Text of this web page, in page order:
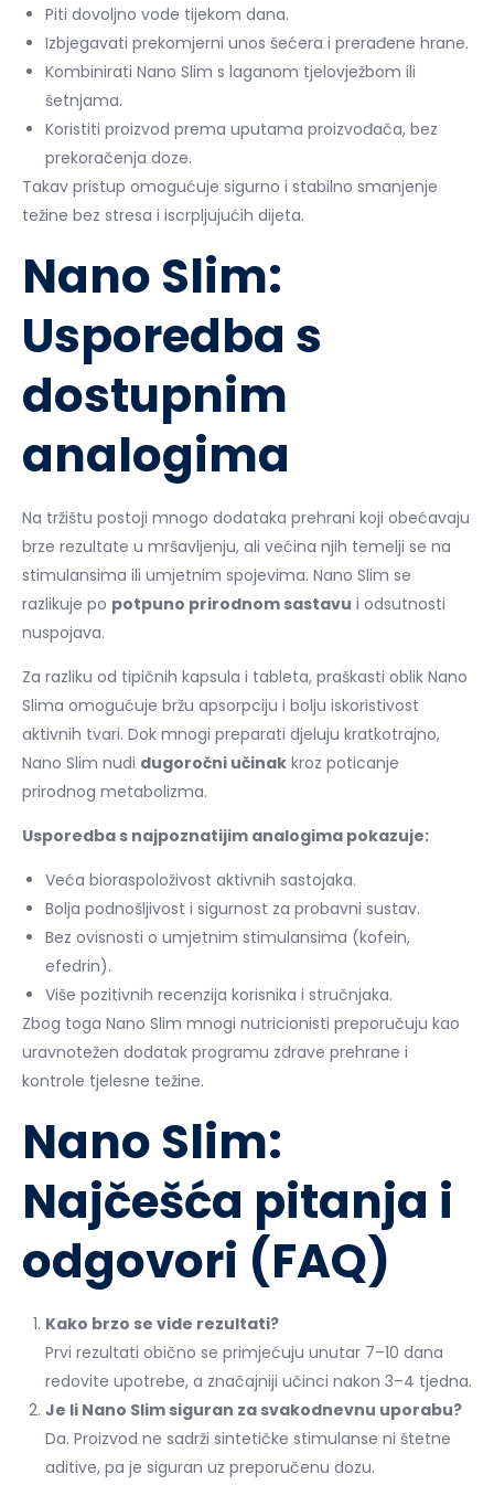
Piti dovoljno vode tijekom dana.
Izbjegavati prekomjerni unos šećera i prerađene hrane.
Kombinirati Nano Slim s laganom tjelovježbom ili
šetnjama.
Koristiti proizvod prema uputama proizvođača, bez
prekoračenja doze.
Takav pristup omogućuje sigurno i stabilno smanjenje
težine bez stresa i iscrpljujućih dijeta.
Nano Slim:
Usporedba s
dostupnim
analogima
Na tržištu postoji mnogo dodataka prehrani koji obećavaju
brze rezultate u mršavljenju, ali većina njih temelji se na
stimulansima ili umjetnim spojevima. Nano Slim se
razlikuje po potpuno prirodnom sastavu i odsutnosti
nuspojava.
Za razliku od tipičnih kapsula i tableta, praškasti oblik Nano
Slima omogućuje bržu apsorpciju i bolju iskoristivost
aktivnih tvari. Dok mnogi preparati djeluju kratkotrajno,
Nano Slim nudi dugoročni učinak kroz poticanje
prirodnog metabolizma.
Usporedba s najpoznatijim analogima pokazuje:
Veća bioraspoloživost aktivnih sastojaka.
Bolja podnošljivost i sigurnost za probavni sustav.
Bez ovisnosti o umjetnim stimulansima (kofein,
efedrin).
Više pozitivnih recenzija korisnika i stručnjaka.
Zbog toga Nano Slim mnogi nutricionisti preporučuju kao
uravnotežen dodatak programu zdrave prehrane i
kontrole tjelesne težine.
Nano Slim:
Najčešća pitanja i
odgovori (FAQ)
Kako brzo se vide rezultati?
Prvi rezultati obično se primjećuju unutar 7–10 dana
redovite upotrebe, a značajniji učinci nakon 3–4 tjedna.
Je li Nano Slim siguran za svakodnevnu uporabu?
Da. Proizvod ne sadrži sintetičke stimulanse ni štetne
aditive, pa je siguran uz preporučenu dozu.